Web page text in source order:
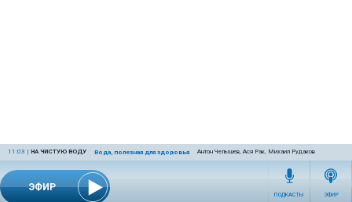
ЭФИР
11:03 | НА ЧИСТУЮ ВОДУ Вода, полезная для здоровья Антон Челышев, Ася Рак, Михаил Рудаков
ПОДКАСТЫ ЭФИР